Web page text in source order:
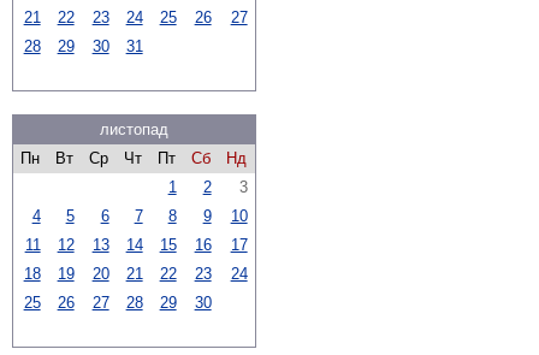
21
22 23 24 25 26
27
28
29 30 31
листопад
Пн
Вт Ср Чт Пт Сб
Нд
1
2
3
4
5 6 7 8 9
10
11
12 13 14 15 16
17
18
19 20 21 22 23
24
25
26 27 28 29 30